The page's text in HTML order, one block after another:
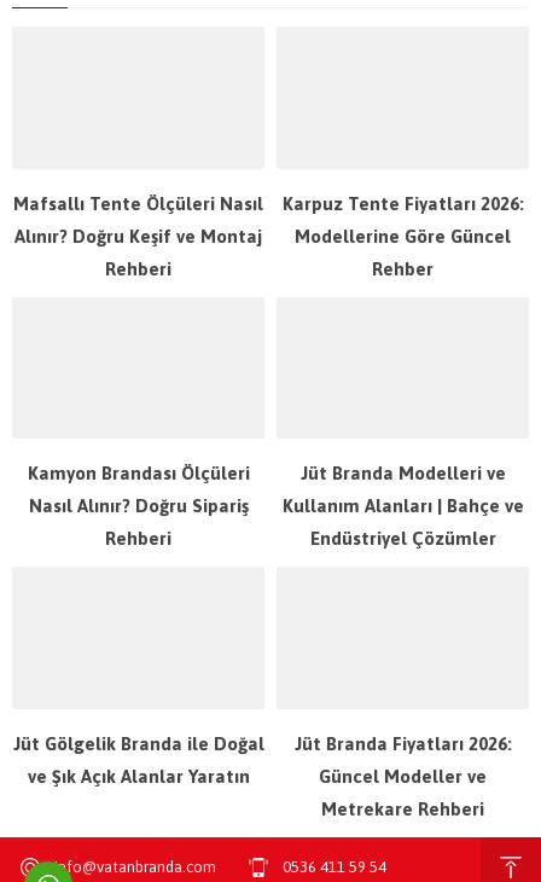
Mafsallı Tente Ölçüleri Nasıl
Alınır? Doğru Keşif ve Montaj
Rehberi
Karpuz Tente Fiyatları 2026:
Modellerine Göre Güncel
Rehber
Kamyon Brandası Ölçüleri
Nasıl Alınır? Doğru Sipariş
Rehberi
Jüt Branda Modelleri ve
Kullanım Alanları | Bahçe ve
Endüstriyel Çözümler
Jüt Gölgelik Branda ile Doğal
ve Şık Açık Alanlar Yaratın
Jüt Branda Fiyatları 2026:
Güncel Modeller ve
Metrekare Rehberi
info@vatanbranda.com 0536 411 59 54